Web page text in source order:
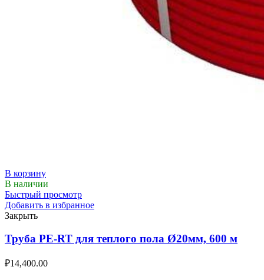
В корзину
В наличии
Быстрый просмотр
Добавить в избранное
Закрыть
Труба PE-RT для теплого пола Ø20мм, 600 м
₽14,400.00